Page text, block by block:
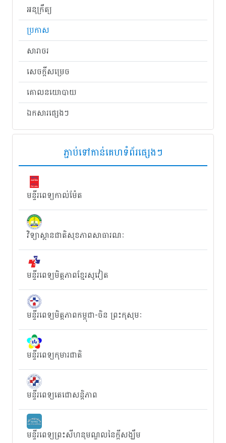
អនុក្រឹត្យ
ប្រកាស
សារាចរ
សេចក្តីសម្រេច
គោលនយោបាយ
ឯកសារផ្សេងៗ
ភ្ជាប់​ទៅ​កាន់​គេហទំព័រ​ផ្សេងៗ
មន្ទីរពេទ្យកាល់ម៉ែត
វិទ្យាស្ថានជាតិសុខភាពសាធារណៈ
មន្ទីរពេទ្យមិត្តភាពខ្មែរសូវៀត
មន្ទីរពេទ្យមិត្តភាពកម្ពុជា-ចិន ព្រះកុសុមៈ
មន្ទីរពេទ្យកុមារជាតិ
មន្ទីរពេទ្យតេជោសន្តិភាព
មន្ទីរពេទ្យព្រះសីហនុមណ្ឌលនៃក្តីសង្ឃឹម